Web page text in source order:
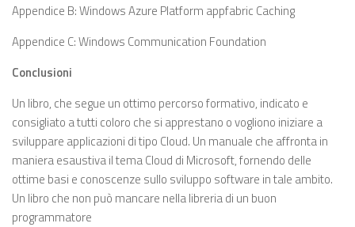
Appendice B: Windows Azure Platform appfabric Caching
Appendice C: Windows Communication Foundation
Conclusioni
Un libro, che segue un ottimo percorso formativo, indicato e
consigliato a tutti coloro che si apprestano o vogliono iniziare a
sviluppare applicazioni di tipo Cloud. Un manuale che affronta in
maniera esaustiva il tema Cloud di Microsoft, fornendo delle
ottime basi e conoscenze sullo sviluppo software in tale ambito.
Un libro che non può mancare nella libreria di un buon
programmatore